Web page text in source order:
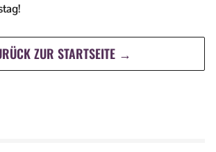
ZUR STARTSEITE →